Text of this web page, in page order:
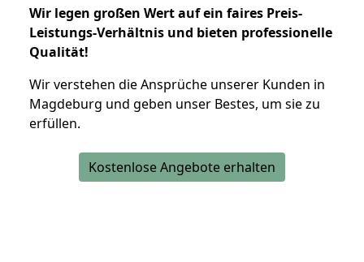
Wir legen großen Wert auf ein faires Preis-
Leistungs-Verhältnis und bieten professionelle
Qualität!
Wir verstehen die Ansprüche unserer Kunden in
Magdeburg und geben unser Bestes, um sie zu
erfüllen.
Kostenlose Angebote erhalten